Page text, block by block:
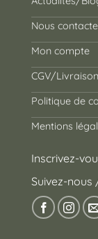
Nous
Mon compte
CGV/
Politique de
Mentions
Inscrivez-
Suivez-nous